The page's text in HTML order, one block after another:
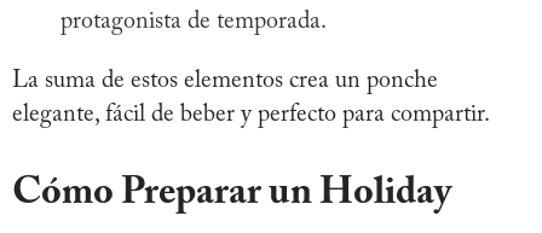
protagonista de temporada.
La suma de estos elementos crea un ponche
elegante, fácil de beber y perfecto para compartir.
Cómo Preparar un Holiday